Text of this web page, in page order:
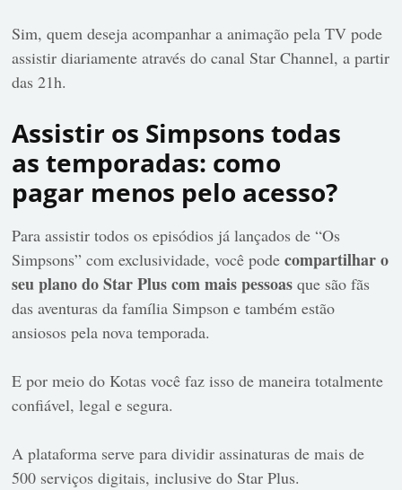
Sim, quem deseja acompanhar a animação pela TV pode
assistir diariamente através do canal Star Channel, a partir
das 21h.
Assistir os Simpsons todas
as temporadas: como
pagar menos pelo acesso?
Para assistir todos os episódios já lançados de “Os
Simpsons” com exclusividade, você podecompartilhar o
seu plano do Star Plus com mais pessoas que são fãs
das aventuras da família Simpson e também estão
ansiosos pela nova temporada.
E por meio do Kotas você faz isso de maneira totalmente
confiável, legal e segura.
A plataforma serve para dividir assinaturas de mais de
500 serviços digitais, inclusive do Star Plus.